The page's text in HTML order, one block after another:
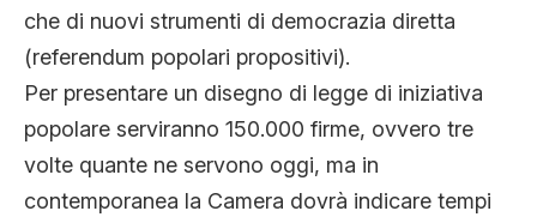
che di nuovi strumenti di democrazia diretta
(referendum popolari propositivi).
Per presentare un disegno di legge di iniziativa
popolare serviranno 150.000 firme, ovvero tre
volte quante ne servono oggi, ma in
contemporanea la Camera dovrà indicare tempi